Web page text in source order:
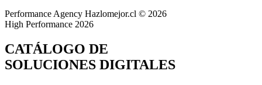
Performance Agency Hazlomejor.cl © 2026
High Performance 2026
CATÁLOGO DE
SOLUCIONES DIGITALES